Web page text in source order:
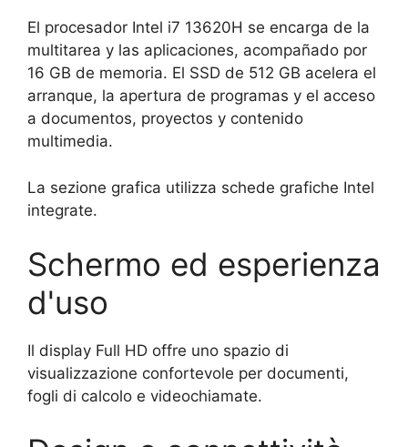
El procesador Intel i7 13620H se encarga de la
multitarea y las aplicaciones, acompañado por
16 GB de memoria. El SSD de 512 GB acelera el
arranque, la apertura de programas y el acceso
a documentos, proyectos y contenido
multimedia.
La sezione grafica utilizza schede grafiche Intel
integrate.
Schermo ed esperienza
d'uso
Il display Full HD offre uno spazio di
visualizzazione confortevole per documenti,
fogli di calcolo e videochiamate.